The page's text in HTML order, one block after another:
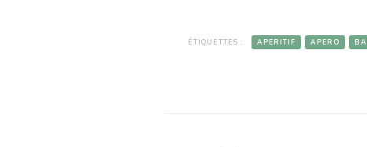
ÉTIQUETTES : APERITIF APERO